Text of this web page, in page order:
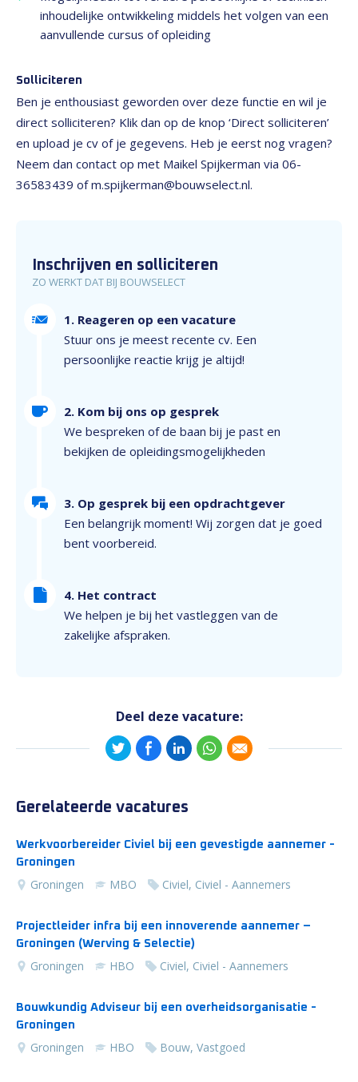
inhoudelijke ontwikkeling middels het volgen van een
aanvullende cursus of opleiding
Solliciteren
Ben je enthousiast geworden over deze functie en wil je
direct solliciteren? Klik dan op de knop ‘Direct solliciteren’
en upload je cv of je gegevens. Heb je eerst nog vragen?
Neem dan contact op met Maikel Spijkerman via 06-
36583439 of m.spijkerman@bouwselect.nl.
Inschrijven en solliciteren
ZO WERKT DAT BIJ BOUWSELECT
1. Reageren op een vacature
Stuur ons je meest recente cv. Een
persoonlijke reactie krijg je altijd!
2. Kom bij ons op gesprek
We bespreken of de baan bij je past en
bekijken de opleidingsmogelijkheden
3. Op gesprek bij een opdrachtgever
Een belangrijk moment! Wij zorgen dat je goed
bent voorbereid.
4. Het contract
We helpen je bij het vastleggen van de
zakelijke afspraken.
Deel deze vacature:
Gerelateerde vacatures
Werkvoorbereider Civiel bij een gevestigde aannemer -
Groningen
Groningen MBO Civiel, Civiel - Aannemers
Projectleider infra bij een innoverende aannemer –
Groningen (Werving & Selectie)
Groningen HBO Civiel, Civiel - Aannemers
Bouwkundig Adviseur bij een overheidsorganisatie -
Groningen
Groningen HBO Bouw, Vastgoed